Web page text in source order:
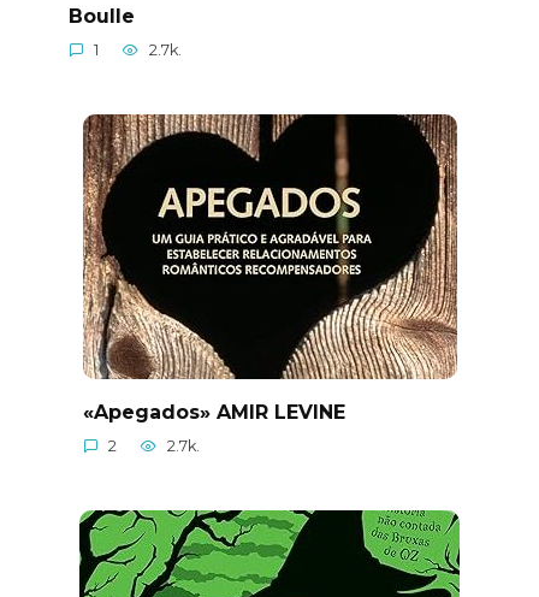
Boulle
1 2.7k.
«Apegados» AMIR LEVINE
2 2.7k.